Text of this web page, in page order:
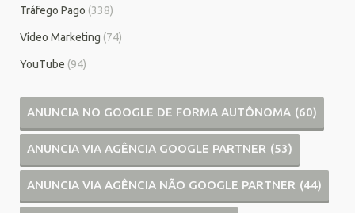
Tráfego Pago (338)
Vídeo Marketing (74)
YouTube (94)
ANUNCIA NO GOOGLE DE FORMA AUTÔNOMA (60)
ANUNCIA VIA AGÊNCIA GOOGLE PARTNER (53)
ANUNCIA VIA AGÊNCIA NÃO GOOGLE PARTNER (44)